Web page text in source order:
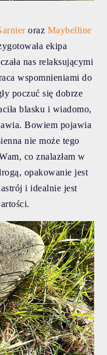
oraz Maybelline
ekipa
nas relaksującymi
wspomnieniami do
poczuć się dobrze
blasku i wiadomo,
Bowiem pojawia
nie może tego
co znalazłam w
opakowanie jest
i idealnie jest